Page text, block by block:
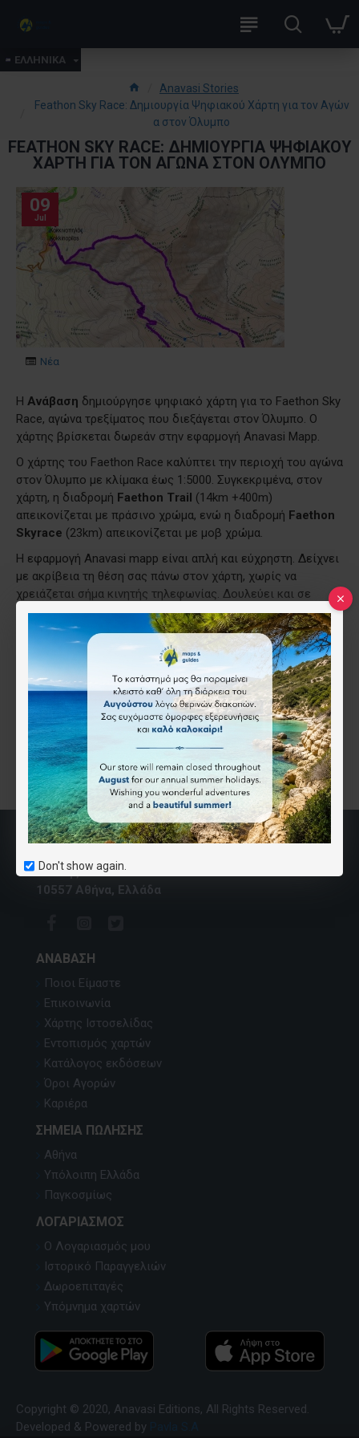
Don't show again.
ΕΛΛΗΝΙΚΑ
Anavasi Stories
Feathon Sky Race: Δημιουργία Ψηφιακού Χάρτη για τον Αγών
α στον Όλυμπο
FEATHON SKY RACE: ΔΗΜΙΟΥΡΓΊΑ ΨΗΦΙΑΚΟΎ
ΧΆΡΤΗ ΓΙΑ ΤΟΝ ΑΓΏΝΑ ΣΤΟΝ ΌΛΥΜΠΟ
09
Jul
Νέα
Η Ανάβαση δημιούργησε ψηφιακό χάρτη για το Faethon Sky
Race, αγώνα τρεξίματος που διεξάγεται στον Όλυμπο. Ο
χάρτης βρίσκεται δωρεάν στην εφαρμογή Anavasi Mapp.
Ο χάρτης του Faethon Race καλύπτει την περιοχή του αγώνα
στον Όλυμπο με κλίμακα έως 1:5000. Συγκεκριμένα, στον
χάρτη, η διαδρομή Faethon Trail (14km +400m)
απεικονίζεται με πράσινο χρώμα, ενώ η διαδρομή Faethon
Skyrace (23km) απεικονίζεται με μοβ χρώμα.
Η εφαρμογή Anavasi mapp είναι απλή και εύχρηστη. Δείχνει
με ακρίβεια τη θέση σας πάνω στον χάρτη, χωρίς να
χρειάζεται σήμα κινητής τηλεφωνίας. Δουλεύει και σε
λειτουργία πτήσης, αρκεί να έχετε ενεργοποιήσει την
τοποθεσία στο κινητό σας. Υπάρχει επίσης δυνατότητα
αποστολής μηνύματος με την τοποθεσία σας.
Ετικέτες: Faethon Sky Race Όλυμπος
Βουλής 32
10557 Αθήνα, Ελλάδα
ΑΝΆΒΑΣΗ
Ποιοι Είμαστε
Επικοινωνία
Χάρτης Ιστοσελίδας
Εντοπισμός χαρτών
Κατάλογος εκδόσεων
Όροι Αγορών
Καριέρα
ΣΗΜΕΊΑ ΠΏΛΗΣΗΣ
Αθήνα
Υπόλοιπη Ελλάδα
Παγκοσμίως
ΛΟΓΑΡΙΑΣΜΌΣ
Ο Λογαριασμός μου
Ιστορικό Παραγγελιών
Δωροεπιταγές
Υπόμνημα χαρτών
Copyright © 2020, Anavasi Editions, All Rights Reserved.
Developed & Powered by